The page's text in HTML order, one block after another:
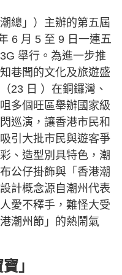
總」）主辦的第五屆
6 月 5 至 9 日一連五
舉行。為進一步推
巷聞的文化及旅遊盛
23 日 ）在銅鑼灣、
多個旺區舉辦國家級
巡演，讓香港市民和
引大批市民與遊客爭
、造型別具特色，潮
公仔掛飾與「香港潮
計概念源自潮州代表
愛不釋手，難怪大受
潮州節」的熱鬧氣
」